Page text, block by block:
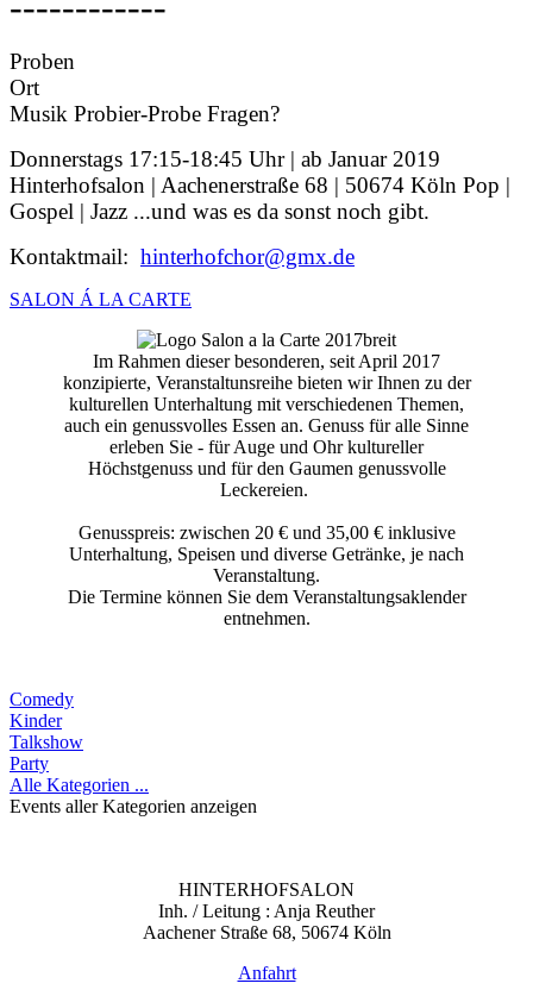
Proben
Ort
Musik Probier-Probe Fragen?
Donnerstags 17:15-18:45 Uhr | ab Januar 2019
Hinterhofsalon | Aachenerstraße 68 | 50674 Köln Pop |
Gospel | Jazz ...und was es da sonst noch gibt.
Kontaktmail: hinterhofchor@gmx.de
SALON Á LA CARTE
Im Rahmen dieser besonderen, seit April 2017
konzipierte, Veranstaltunsreihe bieten wir Ihnen zu der
kulturellen Unterhaltung mit verschiedenen Themen,
auch ein genussvolles Essen an. Genuss für alle Sinne
erleben Sie - für Auge und Ohr kultureller
Höchstgenuss und für den Gaumen genussvolle
Leckereien.
Genusspreis: zwischen 20 € und 35,00 € inklusive
Unterhaltung, Speisen und diverse Getränke, je nach
Veranstaltung.
Die Termine können Sie dem Veranstaltungsaklender
entnehmen.
Comedy
Kinder
Talkshow
Party
Alle Kategorien ...
Events aller Kategorien anzeigen
HINTERHOFSALON
Inh. / Leitung : Anja Reuther
Aachener Straße 68, 50674 Köln
Anfahrt